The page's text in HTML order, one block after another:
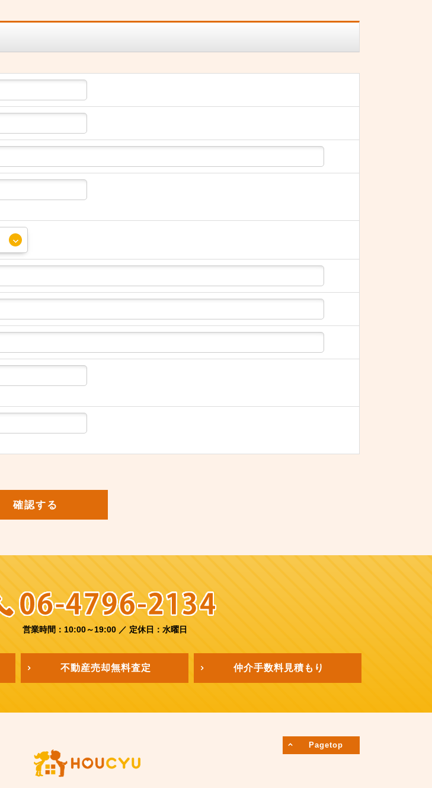
確認する
営業時間：10:00～19:00 ／ 定休日：水曜日
不動産売却無料査定 仲介手数料見積もり
Pagetop